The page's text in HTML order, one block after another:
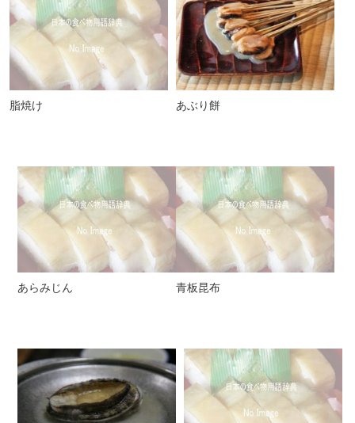
脂焼け あぶり餅
あらみじん 青板昆布